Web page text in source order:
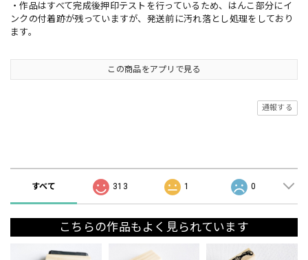
・作品はすべて完成後押印テストを行っているため、はんこ部分にイ
ンクの付着跡が残っていますが、発送前に汚れ落とし処理をしており
ます。
この商品をアプリで見る
通報する
すべて 313 1 0
こちらの作品もよく見られています